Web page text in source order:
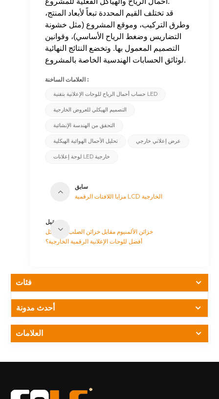
قد تختلف القيم المحددة تبعاً لأبعاد المنتج،
وطرق التركيب، وموقع المشروع (مثل خشونة
التضاريس وضغط الرياح الأساسي)، وقوانين
التصميم المعمول بها. وتخضع النتائج النهائية
لوثائق الحسابات الهندسية الخاصة بالمشروع.
العلامات الساخنة :
حساب أحمال الرياح للوحات الإعلانية بتقنية LED
التصميم الهيكلي للعروض الخارجية
التحقق من الهندسة الإنشائية
تحليل الأحمال الهوائية الهيكلية عرض إعلاني خارجي
لوحة إعلانات LED خارجية
سابق
مزايا اللافتات الرقمية LCD الخارجية
مقبل
خزائن الألمنيوم مقابل خزائن الصلب: أي هيكل
أفضل للوحات الإعلانية الرقمية الخارجية؟
فئات
أحدث مدونة
العلامات